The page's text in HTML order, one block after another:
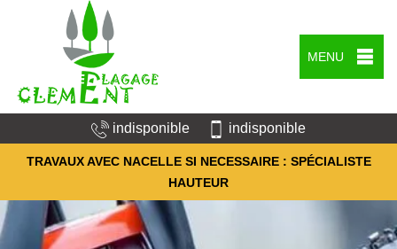
MENU
indisponible indisponible
TRAVAUX AVEC NACELLE SI NECESSAIRE : SPÉCIALISTE
HAUTEUR